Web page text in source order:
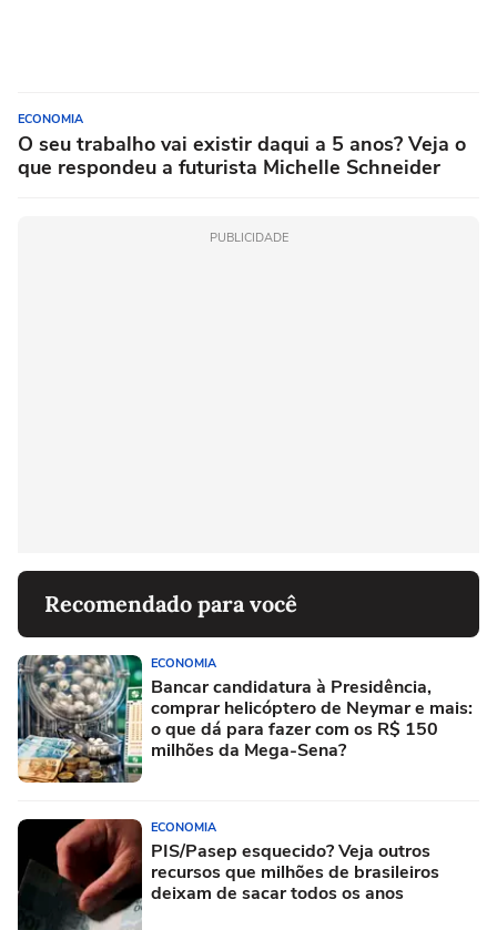
ECONOMIA
O seu trabalho vai existir daqui a 5 anos? Veja o
que respondeu a futurista Michelle Schneider
PUBLICIDADE
Recomendado para você
ECONOMIA
Bancar candidatura à Presidência,
comprar helicóptero de Neymar e mais:
o que dá para fazer com os R$ 150
milhões da Mega-Sena?
ECONOMIA
PIS/Pasep esquecido? Veja outros
recursos que milhões de brasileiros
deixam de sacar todos os anos